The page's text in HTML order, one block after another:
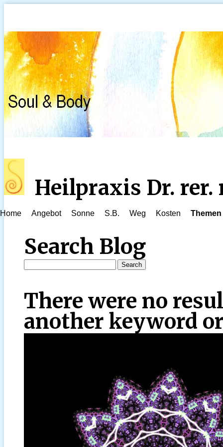
Heilpraxis Dr. rer.
Home Angebot Sonne S.B. Weg Kosten Themen
Search Blog
There were no
another keyword